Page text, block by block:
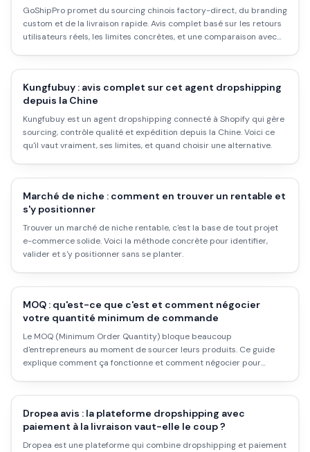
GoShipPro promet du sourcing chinois factory-direct, du branding
custom et de la livraison rapide. Avis complet basé sur les retours
utilisateurs réels, les limites concrètes, et une comparaison avec
Kungfubuy : avis complet sur cet agent dropshipping
depuis la Chine
Kungfubuy est un agent dropshipping connecté à Shopify qui gère
sourcing, contrôle qualité et expédition depuis la Chine. Voici ce
qu'il vaut vraiment, ses limites, et quand choisir une alternative.
Marché de niche : comment en trouver un rentable et
s'y positionner
Trouver un marché de niche rentable, c'est la base de tout projet
e-commerce solide. Voici la méthode concrète pour identifier,
valider et s'y positionner sans se planter.
MOQ : qu'est-ce que c'est et comment négocier
votre quantité minimum de commande
Le MOQ (Minimum Order Quantity) bloque beaucoup
d'entrepreneurs au moment de sourcer leurs produits. Ce guide
explique comment ça fonctionne et comment négocier pour
Dropea avis : la plateforme dropshipping avec
paiement à la livraison vaut-elle le coup ?
Dropea est une plateforme qui combine dropshipping et paiement